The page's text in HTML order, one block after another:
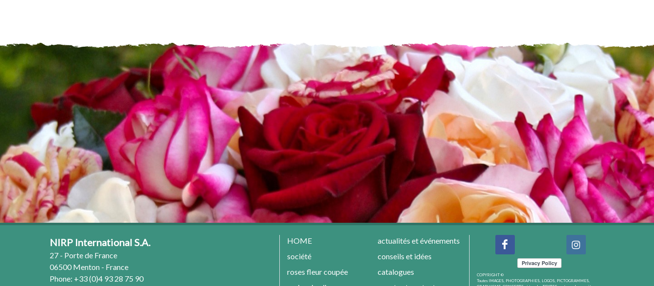
NIRP International S.A.
27 - Porte de France
06500 Menton - France
Phone: +33 (0)4 93 28 75 90
HOME
société
roses fleur coupée
actualités et événements
conseils et idées
catalogues
COPYRIGHT ©
Toutes IMAGES, PHOTOGRAPHIES, LOGOS, PICTOGRAMMES,